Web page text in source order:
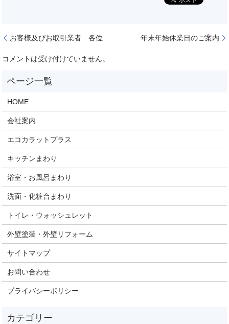
お客様及びお取引業者 各位 年末年始休業日のご案内
コメントは受け付けていません。
HOME
会社案内
エコカラットプラス
キッチンまわり
浴室・お風呂まわり
洗面・化粧台まわり
トイレ・ウォッシュレット
外壁塗装・外壁リフォーム
サイトマップ
お問い合わせ
プライバシーポリシー